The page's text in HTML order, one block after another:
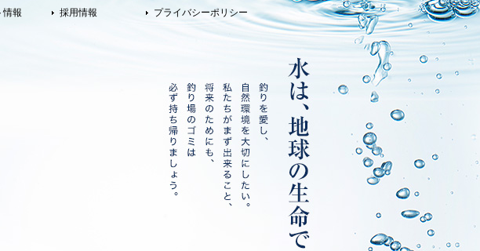
情報
採用情報
プライバシーポリシー